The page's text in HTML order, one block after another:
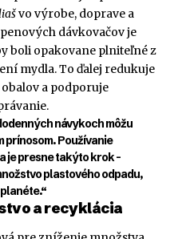
vo výrobe, doprave a
dávkovačov je
boli opakovane plniteľné z
mydla. To ďalej redukuje
a podporuje
návykoch môžu
Používanie
je presne takýto krok –
plastového odpadu,
a recyklácia